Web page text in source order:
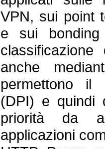
VPN, sui point
e sui
anche
permettono il
(DPI) e quindi
priorità da
applicazioni